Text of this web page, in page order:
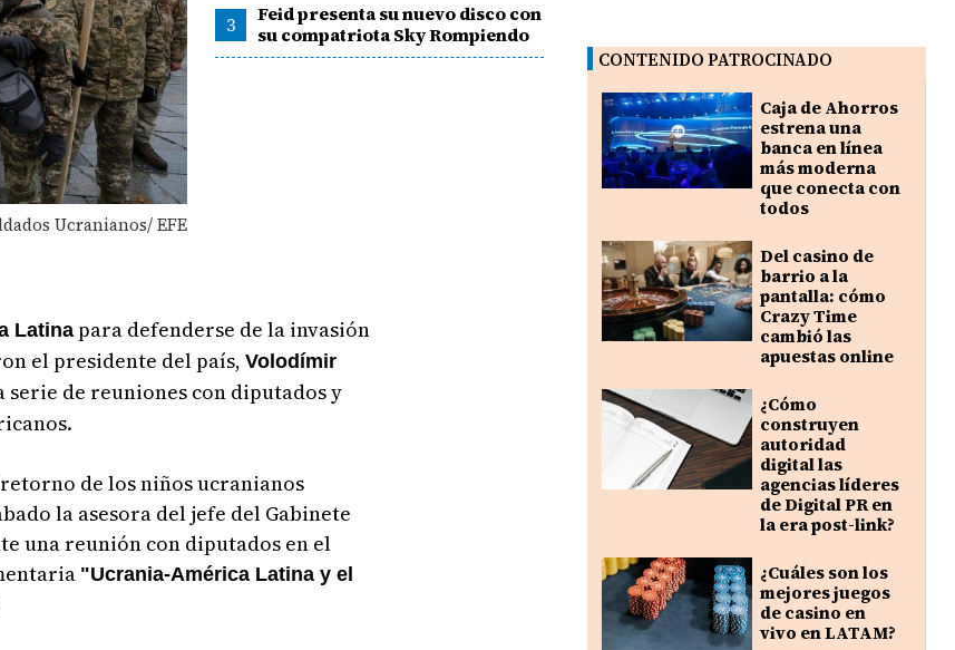
Ucranianos/ EFE
3
Feid presenta su nuevo disco con
su compatriota Sky Rompiendo
Latinapara defenderse de la invasión
el presidente del país, Volodímir
de reuniones con diputados y
de los niños ucranianos
la asesora del jefe del Gabinete
una reunión con diputados en el
"Ucrania-América Latina y el
CONTENIDO PATROCINADO
Caja de Ahorros
estrena una
banca en línea
más moderna
que conecta con
todos
Del casino de
barrio a la
pantalla: cómo
Crazy Time
cambió las
apuestas online
¿Cómo
construyen
autoridad
digital las
agencias líderes
de Digital PR en
la era post-link?
¿Cuáles son los
mejores juegos
de casino en
vivo en LATAM?